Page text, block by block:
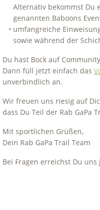
Alternativ bekommst Du
genannten Baboons
umfangreiche
sowie während der
Du hast Bock auf
Dann füll jetzt einfach das
unverbindlich an.
Wir freuen uns riesig auf
dass Du Teil der Rab GaPa
Mit sportlichen Grüßen,
Dein Rab GaPa Trail Team
Bei Fragen erreichst Du